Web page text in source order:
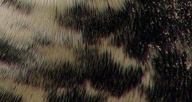
ja WWF:n
Jotta kokonaisverotus pysyisi
Tapani VeistolaSuomen